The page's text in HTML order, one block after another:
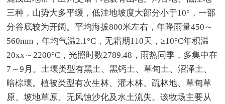
三种，山势大多平缓，低洼地坡度大部分小于10°，一部
分谷底较为开阔。平均海拔800米左右，年降雨量450～
560mm，年均气温2.1°C，无霜期110天，≥10°C年积温
20xx～2200°C，光照时数2789.48，雨热同季，多集中在
7～9月。土壤类型有黑土、黑钙土、草甸土、沼泽土、
暗棕壤。植被类型有次生林、灌木林、疏林地、草甸草
原、坡地草原。无风蚀沙化及水土流失。该牧场主要从